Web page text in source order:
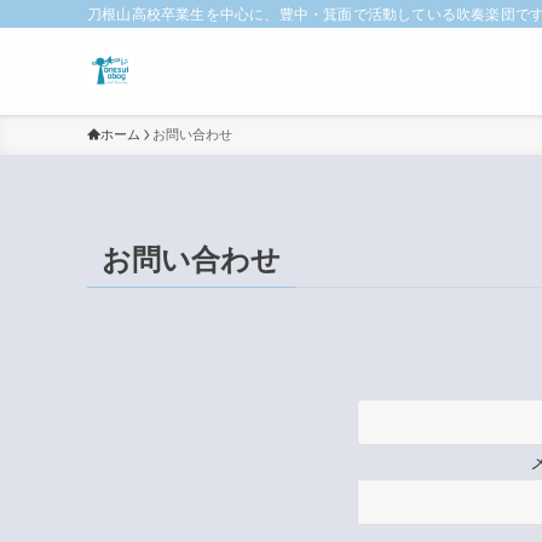
刀根山高校卒業生を中心に、豊中・箕面で活動している吹奏楽団で
ホーム お問い合わせ
お問い合わせ